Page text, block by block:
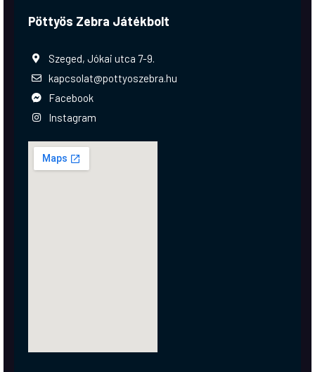
Pöttyös Zebra Játékbolt
Szeged, Jókai utca 7-9.
kapcsolat@pottyoszebra.hu
Facebook
Instagram